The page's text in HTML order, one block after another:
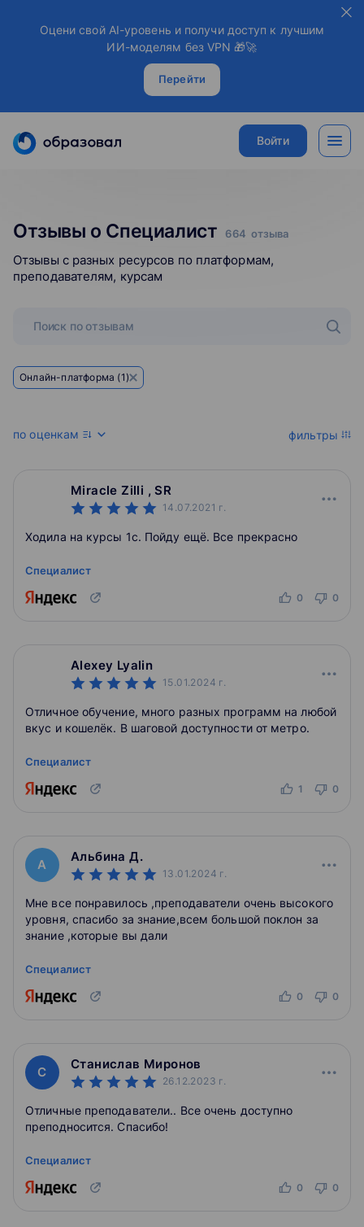
Оцени свой AI-уровень и получи доступ к лучшим
ИИ-моделям без VPN 🎁🚀
Перейти
Войти
Отзывы о Специалист 664 отзыва
Отзывы с разных ресурсов по платформам,
преподавателям, курсам
Онлайн-платформа (1)
по оценкам фильтры
Miracle Zilli , SR
14.07.2021 г.
Ходила на курсы 1с. Пойду ещё. Все прекрасно
Специалист
0 0
Alexey Lyalin
15.01.2024 г.
Отличное обучение, много разных программ на любой
вкус и кошелёк. В шаговой доступности от метро.
Специалист
1 0
А
Альбина Д.
13.01.2024 г.
Мне все понравилось ,преподаватели очень высокого
уровня, спасибо за знание,всем большой поклон за
знание ,которые вы дали
Специалист
0 0
С
Станислав Миронов
26.12.2023 г.
Отличные преподаватели.. Все очень доступно
преподносится. Спасибо!
Специалист
0 0